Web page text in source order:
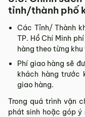
tỉnh/thành phố
Các Tỉnh/ Thành
TP. Hồ Chí Minh
hàng theo từng khu
Phí giao hàng sẽ
khách hàng trước
giao hàng.
Trong quá trình vận
phát sinh hoặc góp